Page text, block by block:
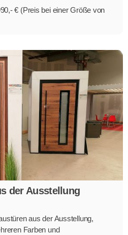
€ (Preis bei einer Größe von
der Ausstellung
aus der Ausstellung,
Farben und